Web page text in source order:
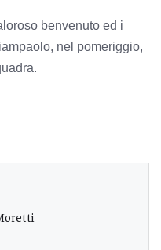
benvenuto ed i
nel pomeriggio,